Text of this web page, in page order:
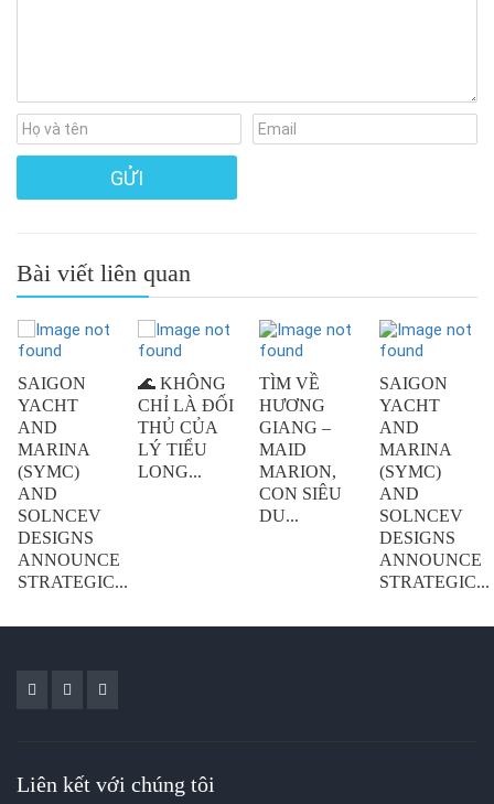
Bài viết liên quan
SAIGON
YACHT
AND
MARINA
(SYMC)
AND
SOLNCEV
DESIGNS
ANNOUNCE
STRATEGIC...
🌊 KHÔNG
CHỈ LÀ ĐỐI
THỦ CỦA
LÝ TIỂU
LONG...
TÌM VỀ
HƯƠNG
GIANG –
MAID
MARION,
CON SIÊU
DU...
SAIGON
YACHT
AND
MARINA
(SYMC)
AND
SOLNCEV
DESIGNS
ANNOUNCE
STRATEGIC...
Liên kết với chúng tôi